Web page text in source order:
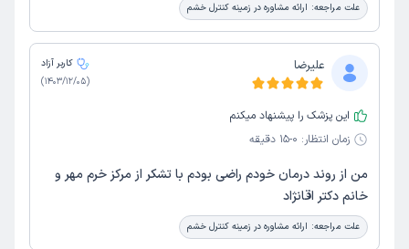
علت مراجعه: ارائه مشاوره در زمینه کنترل خشم
علیرضا
کاربر آزاد
(
1403/12/05
)
این پزشک را پیشنهاد میکنم
زمان انتظار: 0-15 دقیقه
من از روند درمان خودم راضی بودم با تشکر از مرکز خرم مهر و
خانم دکتر اقانژاد
علت مراجعه: ارائه مشاوره در زمینه کنترل خشم